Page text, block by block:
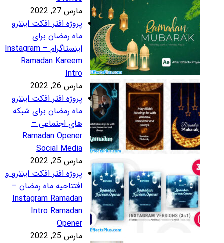
افتر افکت اینترو
رمضان برای
اینستاگرام – Instagram
Ramadan
افتر افکت اینترو
رمضان برای شبکه
اجتماعی –
Ramadan
Social
افتر افکت اینترو و
ماه رمضان –
Instagram
Intro